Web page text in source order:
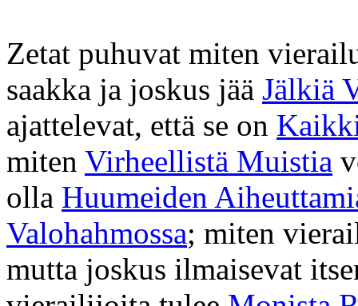
Zetat puhuvat miten
saakka ja joskus jää Jälkiä
ajattelevat, että se on
miten Virheellistä Muistia
olla Huumeiden
Valohahmossa; miten
mutta joskus ilmaisevat